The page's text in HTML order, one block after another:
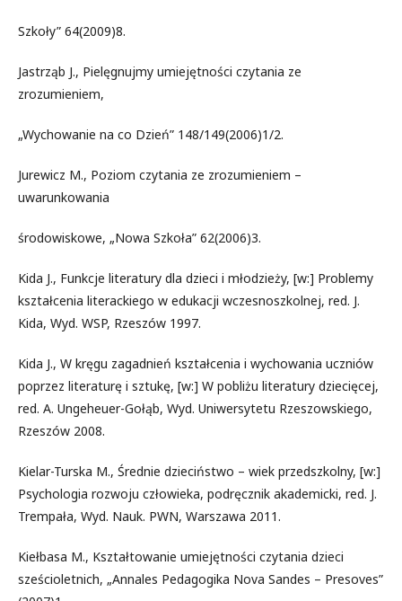
Szkoły” 64(2009)8.
Jastrząb J., Pielęgnujmy umiejętności czytania ze
zrozumieniem,
„Wychowanie na co Dzień” 148/149(2006)1/2.
Jurewicz M., Poziom czytania ze zrozumieniem –
uwarunkowania
środowiskowe, „Nowa Szkoła” 62(2006)3.
Kida J., Funkcje literatury dla dzieci i młodzieży, [w:] Problemy
kształcenia literackiego w edukacji wczesnoszkolnej, red. J.
Kida, Wyd. WSP, Rzeszów 1997.
Kida J., W kręgu zagadnień kształcenia i wychowania uczniów
poprzez literaturę i sztukę, [w:] W pobliżu literatury dziecięcej,
red. A. Ungeheuer-Gołąb, Wyd. Uniwersytetu Rzeszowskiego,
Rzeszów 2008.
Kielar-Turska M., Średnie dzieciństwo – wiek przedszkolny, [w:]
Psychologia rozwoju człowieka, podręcznik akademicki, red. J.
Trempała, Wyd. Nauk. PWN, Warszawa 2011.
Kiełbasa M., Kształtowanie umiejętności czytania dzieci
sześcioletnich, „Annales Pedagogika Nova Sandes – Presoves”